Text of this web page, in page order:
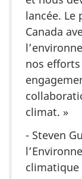
lancée. Le
Canada
nos
climat. »
- Steven
climatique